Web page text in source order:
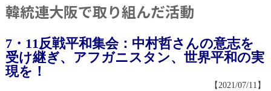
韓統連大阪で取り組んだ活動
7・11反戦平和集会：中村哲さんの意志を
受け継ぎ、アフガニスタン、世界平和の実
現を！
【2021/07/11】